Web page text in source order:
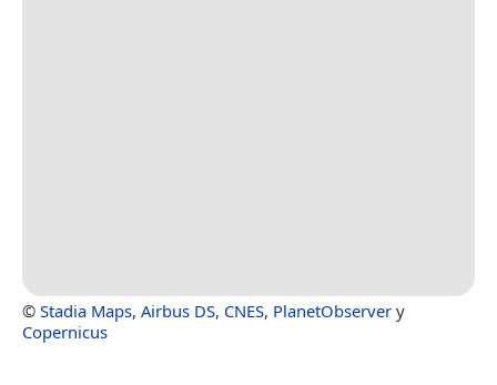
© Stadia Maps, Airbus DS, CNES, PlanetObserver y
Copernicus